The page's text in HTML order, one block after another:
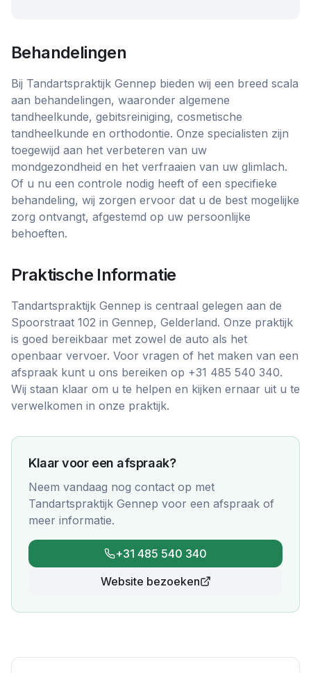
Behandelingen
Bij Tandartspraktijk Gennep bieden wij een breed scala
aan behandelingen, waaronder algemene
tandheelkunde, gebitsreiniging, cosmetische
tandheelkunde en orthodontie. Onze specialisten zijn
toegewijd aan het verbeteren van uw
mondgezondheid en het verfraaien van uw glimlach.
Of u nu een controle nodig heeft of een specifieke
behandeling, wij zorgen ervoor dat u de best mogelijke
zorg ontvangt, afgestemd op uw persoonlijke
behoeften.
Praktische Informatie
Tandartspraktijk Gennep is centraal gelegen aan de
Spoorstraat 102 in Gennep, Gelderland. Onze praktijk
is goed bereikbaar met zowel de auto als het
openbaar vervoer. Voor vragen of het maken van een
afspraak kunt u ons bereiken op +31 485 540 340.
Wij staan klaar om u te helpen en kijken ernaar uit u te
verwelkomen in onze praktijk.
Klaar voor een afspraak?
Neem vandaag nog contact op met
Tandartspraktijk Gennep voor een afspraak of
meer informatie.
+31 485 540 340
Website bezoeken